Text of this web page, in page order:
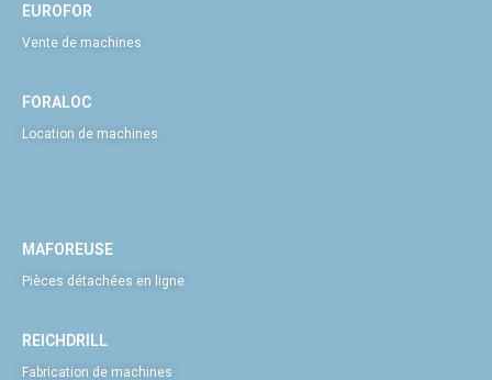
EUROFOR
Vente de machines
FORALOC
Location de machines
MAFOREUSE
Pièces détachées en ligne
REICHDRILL
Fabrication de machines